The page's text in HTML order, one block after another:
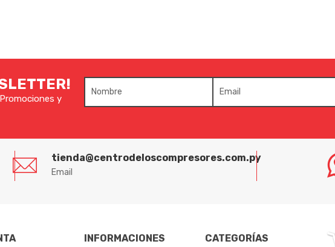
tienda@centrodeloscompresores.com.py
Email
y
INFORMACIONES
CATEGORÍAS